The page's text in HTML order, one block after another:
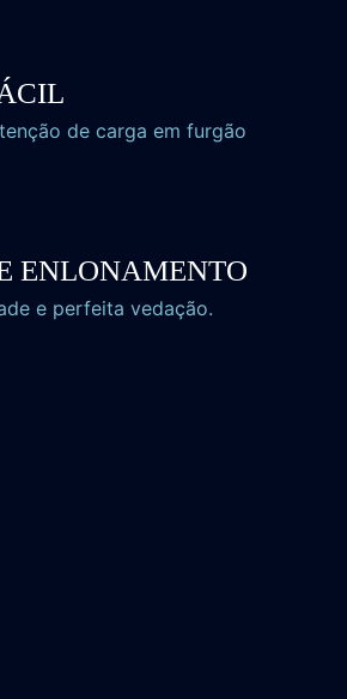
de carga em furgão
ENLONAMENTO
e perfeita vedação.